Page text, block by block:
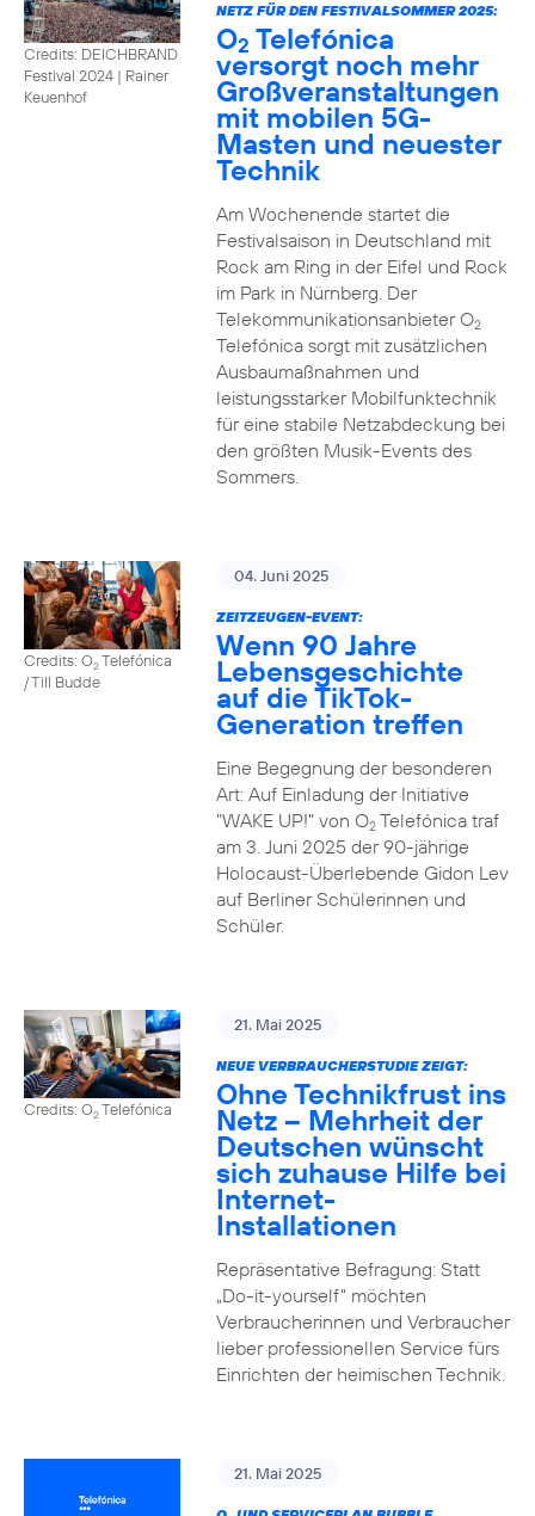
Credits: DEICHBRAND
Festival 2024 | Rainer
Keuenhof
NETZ FÜR DEN FESTIVALSOMMER 2025:
O2 Telefónica
versorgt noch mehr
Großveranstaltungen
mit mobilen 5G-
Masten und neuester
Technik
Am Wochenende startet die
Festivalsaison in Deutschland mit
Rock am Ring in der Eifel und Rock
im Park in Nürnberg. Der
Telekommunikationsanbieter O2
Telefónica sorgt mit zusätzlichen
Ausbaumaßnahmen und
leistungsstarker Mobilfunktechnik
für eine stabile Netzabdeckung bei
den größten Musik-Events des
Sommers.
Credits: O2Telefónica
/ Till Budde
04. Juni 2025
ZEITZEUGEN-EVENT:
Wenn 90 Jahre
Lebensgeschichte
auf die TikTok-
Generation treffen
Eine Begegnung der besonderen
Art: Auf Einladung der Initiative
"WAKE UP!" von O2Telefónica traf
am 3. Juni 2025 der 90-jährige
Holocaust-Überlebende Gidon Lev
auf Berliner Schülerinnen und
Schüler.
Credits: O2Telefónica
21. Mai 2025
NEUE VERBRAUCHERSTUDIE ZEIGT:
Ohne Technikfrust ins
Netz – Mehrheit der
Deutschen wünscht
sich zuhause Hilfe bei
Internet-
Installationen
Repräsentative Befragung: Statt
„Do-it-yourself“ möchten
Verbraucherinnen und Verbraucher
lieber professionellen Service fürs
Einrichten der heimischen Technik.
21. Mai 2025